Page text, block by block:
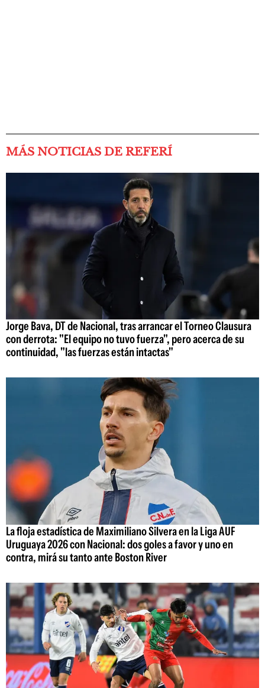
MÁS NOTICIAS DE REFERÍ
Jorge Bava, DT de Nacional, tras arrancar el Torneo Clausura
con derrota: "El equipo no tuvo fuerza", pero acerca de su
continuidad, "las fuerzas están intactas"
La floja estadística de Maximiliano Silvera en la Liga AUF
Uruguaya 2026 con Nacional: dos goles a favor y uno en
contra, mirá su tanto ante Boston River